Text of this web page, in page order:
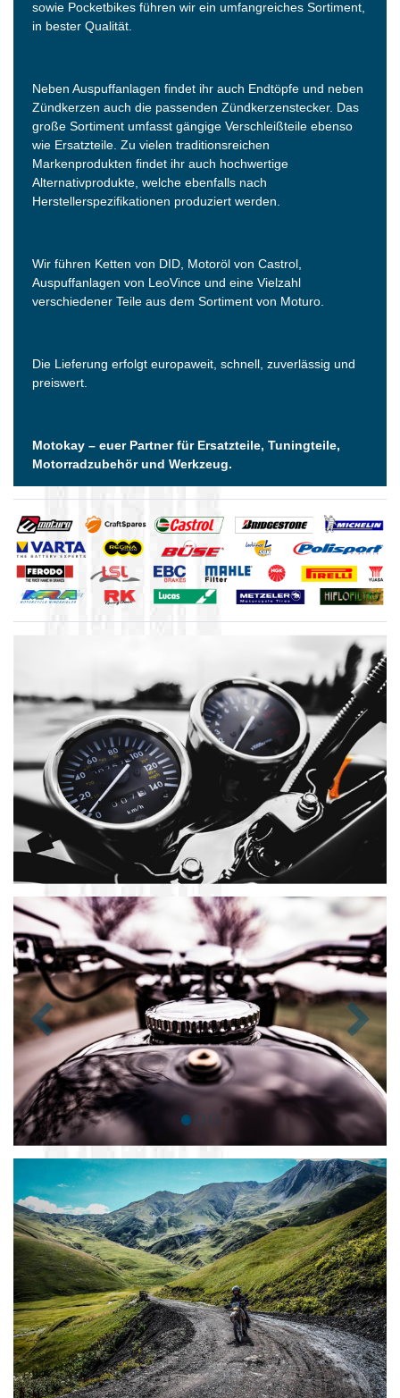
sowie Pocketbikes führen wir ein umfangreiches Sortiment,
in bester Qualität.
Neben Auspuffanlagen findet ihr auch Endtöpfe und neben
Zündkerzen auch die passenden Zündkerzenstecker. Das
große Sortiment umfasst gängige Verschleißteile ebenso
wie Ersatzteile. Zu vielen traditionsreichen
Markenprodukten findet ihr auch hochwertige
Alternativprodukte, welche ebenfalls nach
Herstellerspezifikationen produziert werden.
Wir führen Ketten von DID, Motoröl von Castrol,
Auspuffanlagen von LeoVince und eine Vielzahl
verschiedener Teile aus dem Sortiment von Moturo.
Die Lieferung erfolgt europaweit, schnell, zuverlässig und
preiswert.
Motokay – euer Partner für Ersatzteile, Tuningteile,
Motorradzubehör und Werkzeug.
Zurück